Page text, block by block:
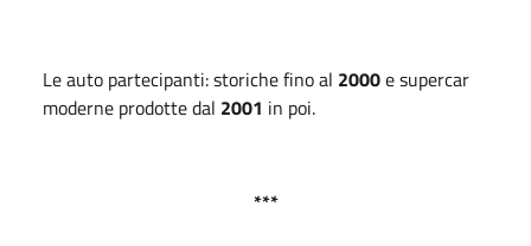
Le auto partecipanti: storiche fino al 2000e supercar
moderne prodotte dal 2001 in poi.
***